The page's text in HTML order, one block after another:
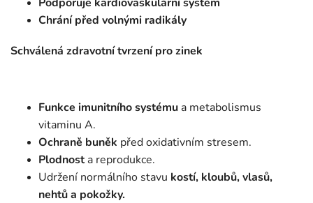
Chrání před volnými radikály
Schválená zdravotní tvrzení pro zinek
Funkce imunitního systému a metabolismus
vitaminu A.
Ochraně buněk před oxidativním stresem.
Plodnosta reprodukce.
Udržení normálního stavu kostí, kloubů, vlasů,
nehtů a pokožky.